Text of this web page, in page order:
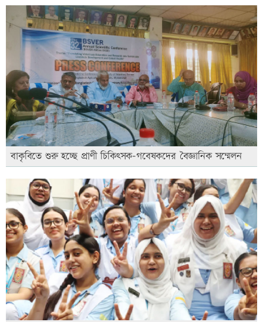
বাকৃবিতে শুরু হচ্ছে প্রাণী চিকিৎসক-গবেষকদের বৈজ্ঞানিক সম্মেলন